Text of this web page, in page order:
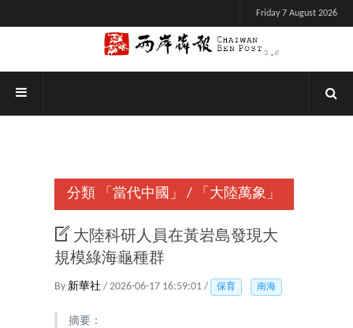
Friday 7 August 2026
分類 「當代中國」 / 「大陸萬象」
大陸科研人員在黃岩島發現大
規模綠海龜種群
By 新華社 / 2026-06-17 16:59:01 / 保育 南海
摘要：